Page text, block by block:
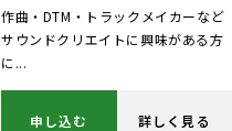
作曲・DTM・トラックメイカーなど
サウンドクリエイトに興味がある方
に...
申し込む 詳しく見る